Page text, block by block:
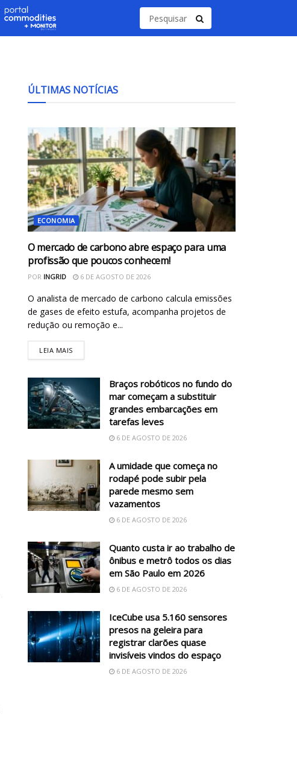
ÚLTIMAS NOTÍCIAS
ECONOMIA
O mercado de carbono abre espaço para uma
profissão que poucos conhecem!
POR INGRID 6 DE AGOSTO DE 2026
O analista de mercado de carbono calcula emissões
de gases de efeito estufa, acompanha projetos de
redução ou remoção e...
LEIA MAIS
Braços robóticos no fundo do
mar começam a substituir
grandes embarcações em
tarefas leves
6 DE AGOSTO DE 2026
A umidade que começa no
rodapé pode subir pela
parede mesmo sem
vazamentos
6 DE AGOSTO DE 2026
Quanto custa ir ao trabalho de
ônibus e metrô todos os dias
em São Paulo em 2026
6 DE AGOSTO DE 2026
IceCube usa 5.160 sensores
presos na geleira para
registrar clarões quase
invisíveis vindos do espaço
6 DE AGOSTO DE 2026